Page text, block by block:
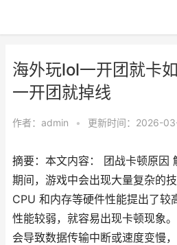
海外玩lol一开团就卡
一开团就掉线
作者： admin • 更新时间：2026-
摘要：本文内容： 团战卡顿原因
期间，游戏中会出现大量复杂的
CPU 和内存等硬件性能提出了较
性能较弱，就容易出现卡顿现象
会导致数据传输中断或速度变慢